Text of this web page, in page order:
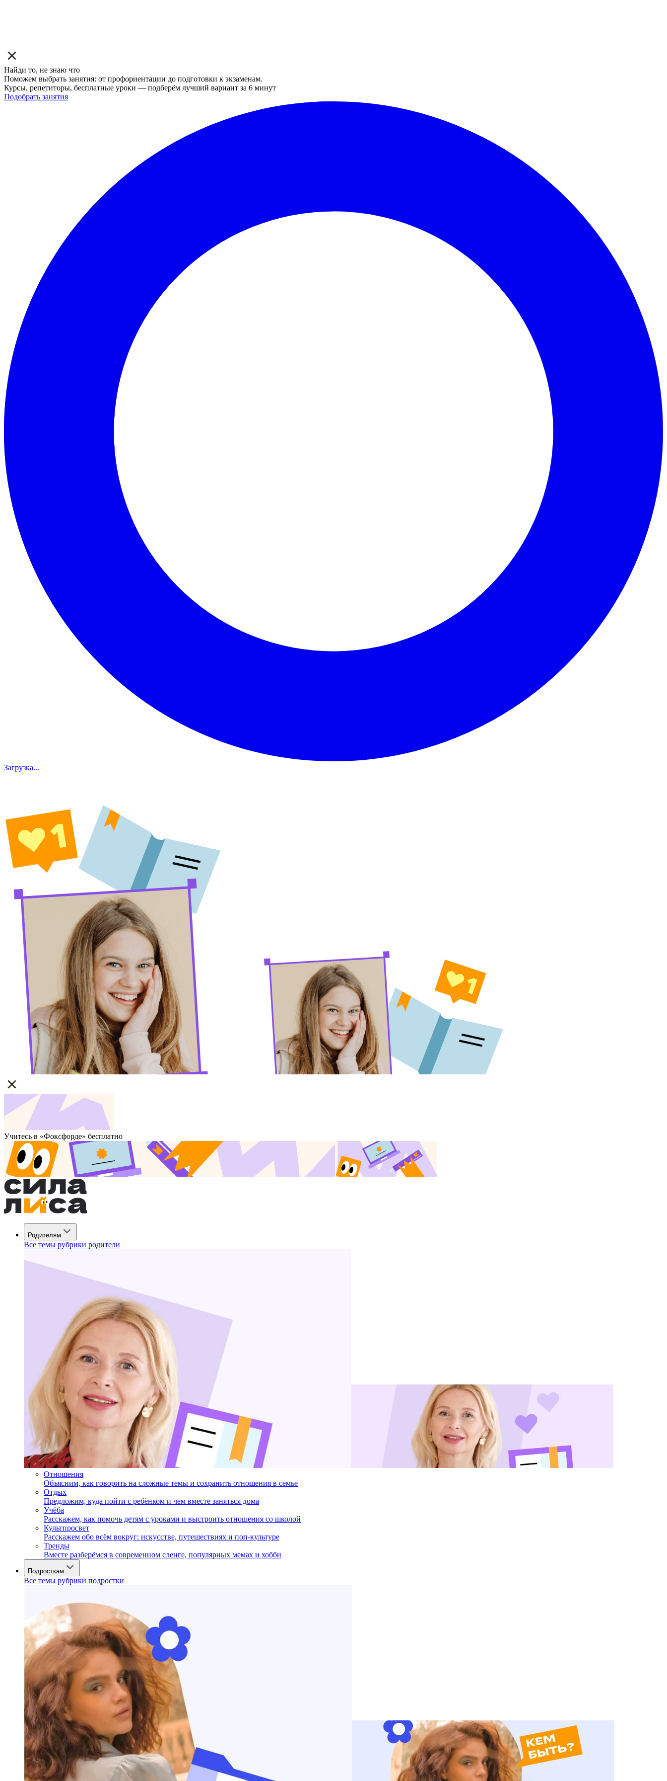
Найди то, не знаю что
Поможем выбрать занятия: от профориентации до подготовки к экзаменам.
Курсы, репетиторы, бесплатные уроки — подберём лучший вариант за 6 минут
Подобрать занятия
Загрузка...
Учитесь в «Фоксфорде» бесплатно
Родителям
Все темы рубрики родители
Отношения
Объясним, как говорить на сложные темы и сохранить отношения в семье
Отдых
Предложим, куда пойти с ребёнком и чем вместе заняться дома
Учёба
Расскажем, как помочь детям с уроками и выстроить отношения со школой
Культпросвет
Расскажем обо всём вокруг: искусстве, путешествиях и поп-культуре
Тренды
Вместе разберёмся в современном сленге, популярных мемах и хобби
Подросткам
Все темы рубрики подростки